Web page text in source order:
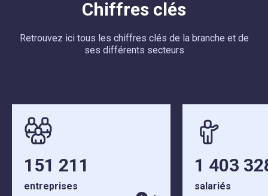
Chiffres clés
Retrouvez ici tous les chiffres clés de la branche et de
ses différents secteurs
151 211
entreprises
1 403
salariés